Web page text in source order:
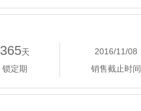
365天
锁定期
2016/11/08
销售截止时间